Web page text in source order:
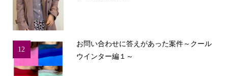
12
お問い合わせに答えがあった案件～クール
ウインター編１～